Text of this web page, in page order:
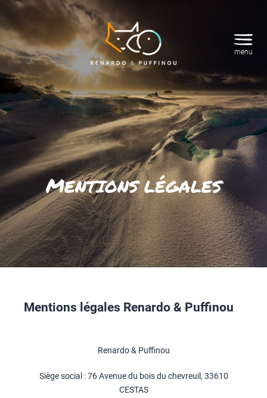
menu
MENTIONS LÉGALES
Mentions légales Renardo & Puffinou
Renardo & Puffinou
Siège social : 76 Avenue du bois du chevreuil, 33610
CESTAS